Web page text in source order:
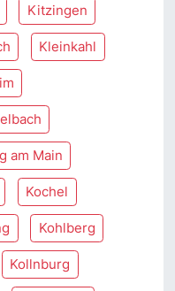
Kitzingen
Kleinkahl
am Main
Kochel
Kohlberg
Kollnburg